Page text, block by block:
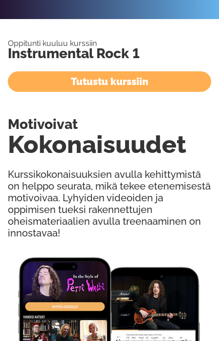
Kokeile Ilmaiseksi
Oppitunti kuuluu kurssiin
Instrumental Rock 1
Tutustu kurssiin
Kurssikokonaisuuksien avulla kehittymistä
on helppo seurata, mikä tekee etenemisestä
motivoivaa. Lyhyiden videoiden ja
oppimisen tueksi rakennettujen
oheismateriaalien avulla treenaaminen on
innostavaa!
Kokonaisuudet
Motivoivat